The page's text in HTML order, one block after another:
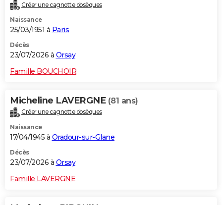
Créer une cagnotte obsèques
Naissance
25/03/1951 à Paris
Décès
23/07/2026 à Orsay
Famille BOUCHOIR
Micheline LAVERGNE (81 ans)
Créer une cagnotte obsèques
Naissance
17/04/1945 à Oradour-sur-Glane
Décès
23/07/2026 à Orsay
Famille LAVERGNE